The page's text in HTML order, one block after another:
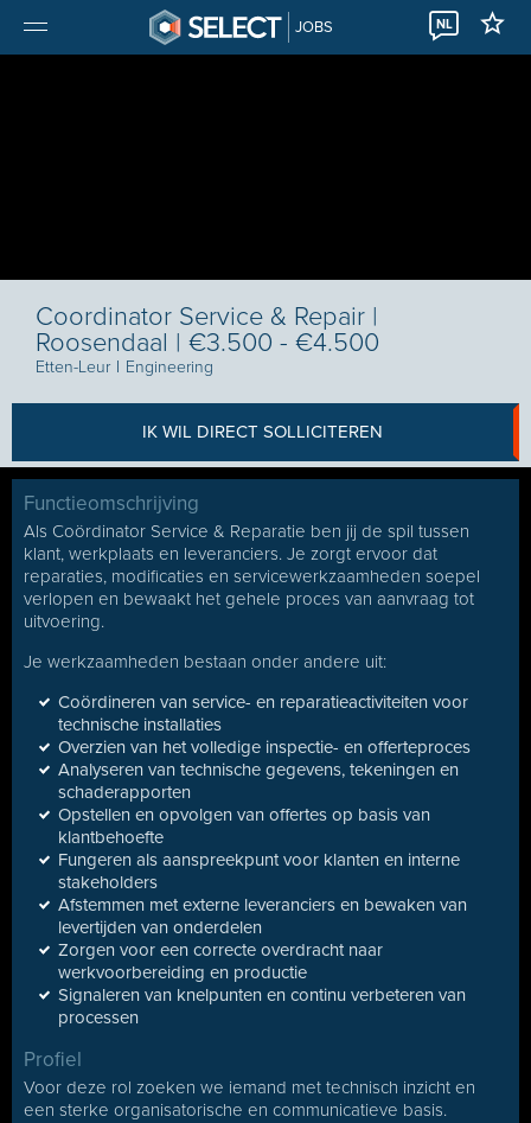
JOBS NL
Coordinator Service & Repair |
Roosendaal | €3.500 - €4.500
Etten-Leur I Engineering
IK WIL DIRECT SOLLICITEREN
Functieomschrijving
Als Coördinator Service & Reparatie ben jij de spil tussen
klant, werkplaats en leveranciers. Je zorgt ervoor dat
reparaties, modificaties en servicewerkzaamheden soepel
verlopen en bewaakt het gehele proces van aanvraag tot
uitvoering.
Je werkzaamheden bestaan onder andere uit:
Coördineren van service- en reparatieactiviteiten voor
technische installaties
Overzien van het volledige inspectie- en offerteproces
Analyseren van technische gegevens, tekeningen en
schaderapporten
Opstellen en opvolgen van offertes op basis van
klantbehoefte
Fungeren als aanspreekpunt voor klanten en interne
stakeholders
Afstemmen met externe leveranciers en bewaken van
levertijden van onderdelen
Zorgen voor een correcte overdracht naar
werkvoorbereiding en productie
Signaleren van knelpunten en continu verbeteren van
processen
Profiel
Voor deze rol zoeken we iemand met technisch inzicht en
een sterke organisatorische en communicatieve basis.